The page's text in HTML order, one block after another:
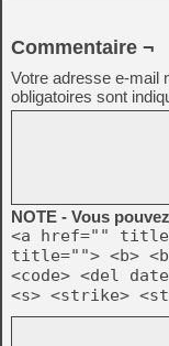
Commentaire ¬
Votre adresse e-mail
obligatoires sont
NOTE - Vous
<a href=""
title=""> <b>
<code> <del
<s> <strike>